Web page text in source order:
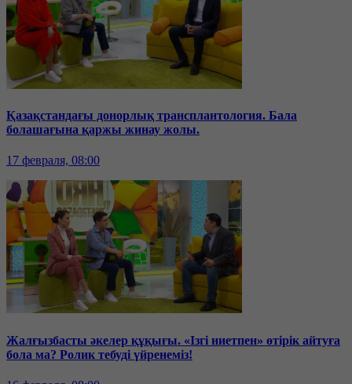
Қазақстандағы донорлық трансплантология. Бала
болашағына қаржы жинау жолы.
17 февраля, 08:00
Жалғызбасты әкелер құқығы. «Ізгі ниетпен» өтірік айтуға
бола ма? Ролик тебуді үйренеміз!